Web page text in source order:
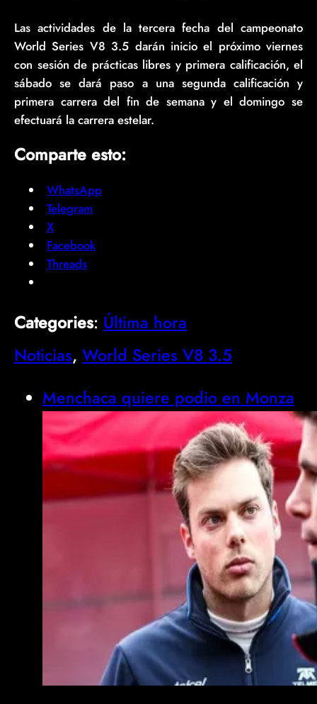
Las actividades de la tercera fecha del campeonato
World Series V8 3.5 darán inicio el próximo viernes
con sesión de prácticas libres y primera calificación, el
sábado se dará paso a una segunda calificación y
primera carrera del fin de semana y el domingo se
efectuará la carrera estelar.
Comparte esto:
WhatsApp
Telegram
X
Facebook
Threads
Categories: Última hora
Noticias, World Series V8 3.5
Menchaca quiere podio en Monza